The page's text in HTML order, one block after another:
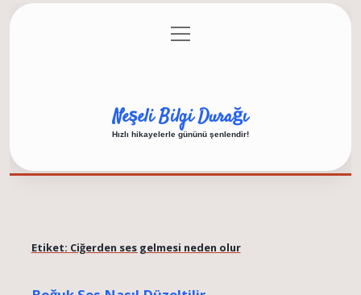
Gizlilik Politikası
menüyü
aç
Neşeli Bilgi Durağı
Hızlı hikayelerle gününü şenlendir!
Etiket: Ciğerden ses gelmesi neden olur